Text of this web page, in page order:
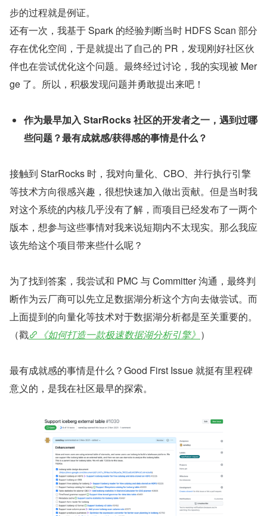
步的过程就是例证。
还有一次，我基于 Spark 的经验判断当时 HDFS Scan 部分
存在优化空间，于是就提出了自己的 PR，发现刚好社区伙
伴也在尝试优化这个问题。最终经过讨论，我的实现被 Mer
ge 了。所以，积极发现问题并勇敢提出来吧！
作为最早加入 StarRocks 社区的开发者之一，遇到过哪
些问题？最有成就感/获得感的事情是什么？
接触到 StarRocks 时，我对向量化、CBO、并行执行引擎
等技术方向很感兴趣，很想快速加入做出贡献。但是当时我
对这个系统的内核几乎没有了解，而项目已经发布了一两个
版本，想参与这些事情对我来说短期内不太现实。那么我应
该先给这个项目带来些什么呢？
为了找到答案，我尝试和 PMC 与 Committer 沟通，最终判
断作为云厂商可以先立足数据湖分析这个方向去做尝试。而
上面提到的向量化等技术对于数据湖分析都是至关重要的。
（戳
《如何打造一款极速数据湖分析引擎》 ）
最有成就感的事情是什么？Good First Issue 就挺有里程碑
意义的，是我在社区最早的探索。